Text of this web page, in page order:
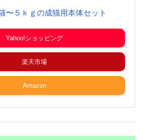
５ｋｇの成猫用本体セット
Yahoo!ショッピング
楽天市場
Amazon